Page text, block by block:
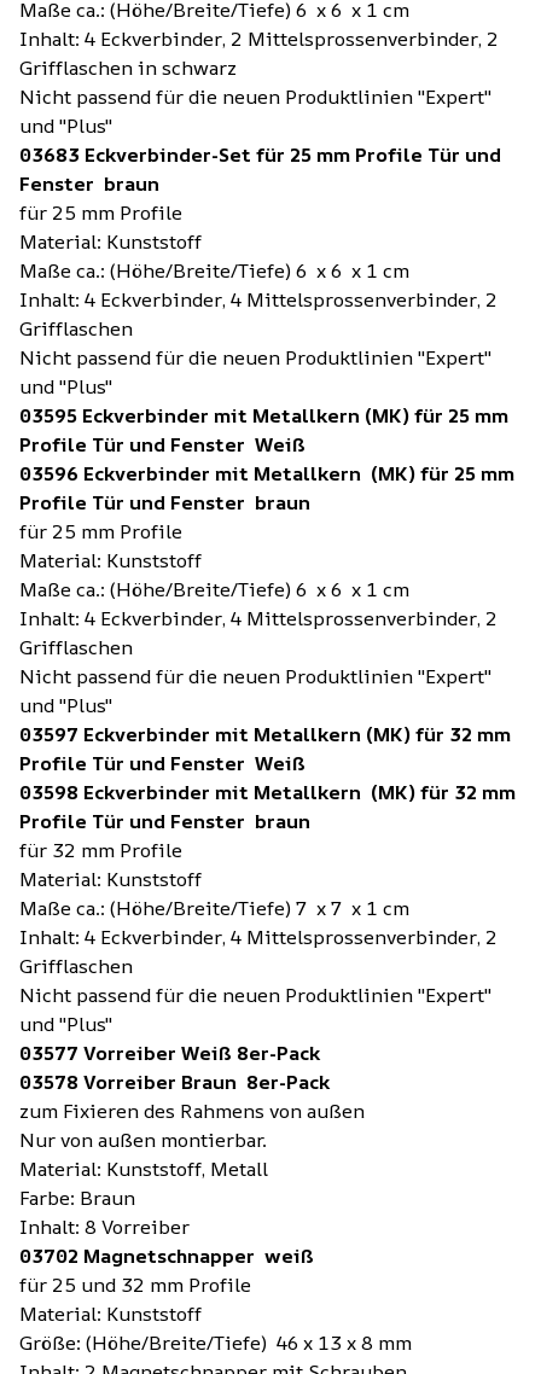
Maße ca.: (Höhe/Breite/Tiefe) 6 x 6 x 1 cm
Inhalt: 4 Eckverbinder, 2 Mittelsprossenverbinder, 2
Grifflaschen in schwarz
Nicht passend für die neuen Produktlinien "Expert"
und "Plus"
03683 Eckverbinder-Set für 25 mm Profile Tür und
Fenster braun
für 25 mm Profile
Material: Kunststoff
Maße ca.: (Höhe/Breite/Tiefe) 6 x 6 x 1 cm
Inhalt: 4 Eckverbinder, 4 Mittelsprossenverbinder, 2
Grifflaschen
Nicht passend für die neuen Produktlinien "Expert"
und "Plus"
03595 Eckverbinder mit Metallkern (MK) für 25 mm
Profile Tür und Fenster Weiß
03596 Eckverbinder mit Metallkern (MK) für 25 mm
Profile Tür und Fenster braun
für 25 mm Profile
Material: Kunststoff
Maße ca.: (Höhe/Breite/Tiefe) 6 x 6 x 1 cm
Inhalt: 4 Eckverbinder, 4 Mittelsprossenverbinder, 2
Grifflaschen
Nicht passend für die neuen Produktlinien "Expert"
und "Plus"
03597 Eckverbinder mit Metallkern (MK) für 32 mm
Profile Tür und Fenster Weiß
03598 Eckverbinder mit Metallkern (MK) für 32 mm
Profile Tür und Fenster braun
für 32 mm Profile
Material: Kunststoff
Maße ca.: (Höhe/Breite/Tiefe) 7 x 7 x 1 cm
Inhalt: 4 Eckverbinder, 4 Mittelsprossenverbinder, 2
Grifflaschen
Nicht passend für die neuen Produktlinien "Expert"
und "Plus"
03577 Vorreiber Weiß 8er-Pack
03578 Vorreiber Braun 8er-Pack
zum Fixieren des Rahmens von außen
Nur von außen montierbar.
Material: Kunststoff, Metall
Farbe: Braun
Inhalt: 8 Vorreiber
03702 Magnetschnapper weiß
für 25 und 32 mm Profile
Material: Kunststoff
Größe: (Höhe/Breite/Tiefe) 46 x 13 x 8 mm